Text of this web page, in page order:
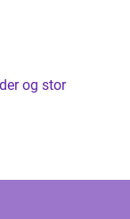
og stor